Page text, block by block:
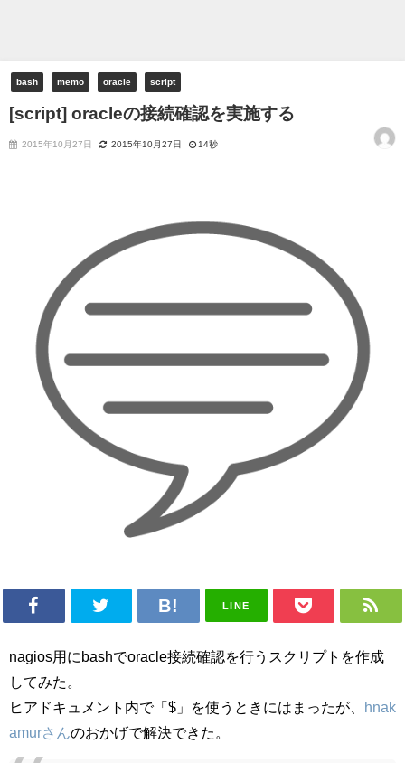
bash memo oracle script
[script] oracleの接続確認を実施する
2015年10月27日 2015年10月27日 14秒
LINE
nagios用にbashでoracle接続確認を行うスクリプトを作成
してみた。
ヒアドキュメント内で「$」を使うときにはまったが、
hnak
amurさん のおかげで解決できた。